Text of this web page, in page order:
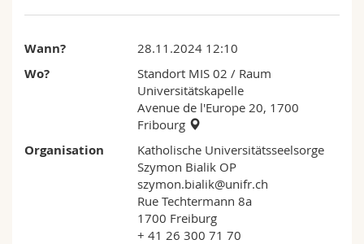
Math.-Nat. und Med. Fak.
Interfakultär
Mitarbeitende
Doktorierende
Webmail
Vorlesungsverzeichnis
Wann? 28.11.2024 12:10
Wo? Standort MIS 02 / Raum
Universitätskapelle
Avenue de l'Europe 20, 1700
Fribourg
Organisation
Katholische Universitätsseelsorge
Szymon Bialik OP
szymon.bialik@unifr.ch
Rue Techtermann 8a
1700 Freiburg
+ 41 26 300 71 70